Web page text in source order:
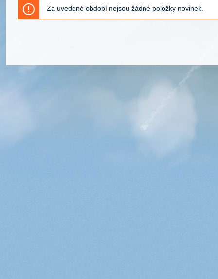
Za uvedené období nejsou žádné položky novinek.